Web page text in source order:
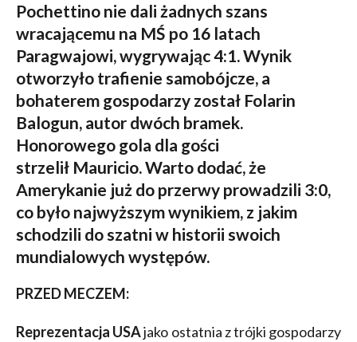
Pochettino nie dali żadnych szans
wracającemu na MŚ po 16 latach
Paragwajowi, wygrywając 4:1. Wynik
otworzyło trafienie samobójcze, a
bohaterem gospodarzy został Folarin
Balogun, autor dwóch bramek.
Honorowego gola dla gości
strzelił Mauricio. Warto dodać, że
Amerykanie już do przerwy prowadzili 3:0,
co było najwyższym wynikiem, z jakim
schodzili do szatni w historii swoich
mundialowych występów.
PRZED MECZEM:
Reprezentacja USAjako ostatnia z trójki gospodarzy